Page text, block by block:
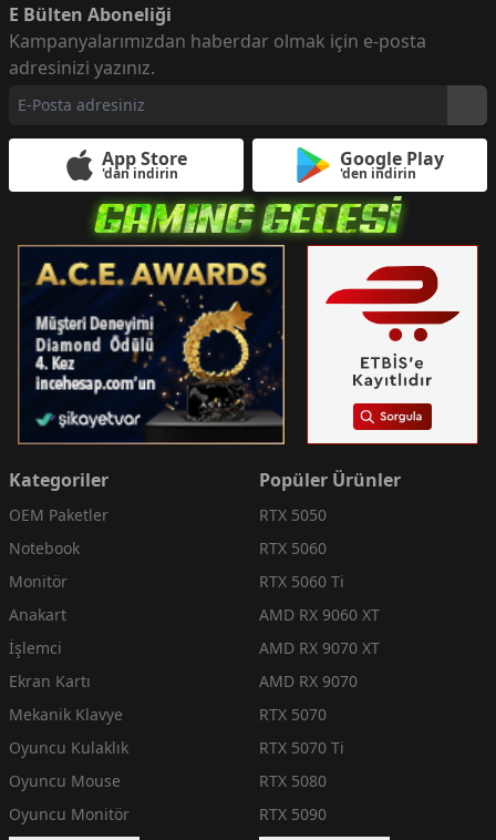
E Bülten Aboneliği
Kampanyalarımızdan haberdar olmak için e-posta
adresinizi yazınız.
App Store
'dan indirin
Google Play
'den indirin
Kategoriler
OEM Paketler
Notebook
Monitör
Anakart
İşlemci
Ekran Kartı
Mekanik Klavye
Oyuncu Kulaklık
Oyuncu Mouse
Oyuncu Monitör
Popüler Ürünler
RTX 5050
RTX 5060
RTX 5060 Ti
AMD RX 9060 XT
AMD RX 9070 XT
AMD RX 9070
RTX 5070
RTX 5070 Ti
RTX 5080
RTX 5090